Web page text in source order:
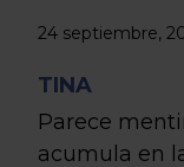
24 septiembre,
TINA
Parece
acumula en